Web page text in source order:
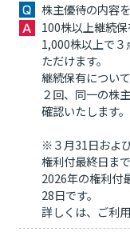
株主優待の内容
100株以上継続
1,000株以上で
ただけます。
継続保有につい
２回、同一の株
確認いたします。
※３月31日およ
権利付最終日ま
2026年の権利付
28日です。
詳しくは、ご利